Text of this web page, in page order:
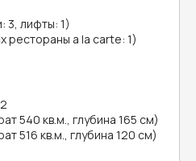
3, лифты: 1)
рестораны a la carte: 1)
540 кв.м., глубина 165 см)
516 кв.м., глубина 120 см)